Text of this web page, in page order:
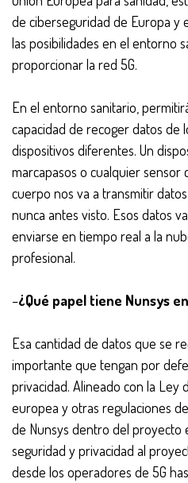
de ciberseguridad de Europa
las posibilidades en el entorno
proporcionar la red 5G.
En el entorno sanitario,
capacidad de recoger datos de
dispositivos diferentes. Un
marcapasos o cualquier sensor
cuerpo nos va a transmitir
nunca antes visto. Esos datos
enviarse en tiempo real a la
profesional.
–¿Qué papel tiene Nunsys
Esa cantidad de datos que se
importante que tengan por
privacidad. Alineado con la Ley
europea y otras regulaciones
de Nunsys dentro del proyecto
seguridad y privacidad al
desde los operadores de 5G